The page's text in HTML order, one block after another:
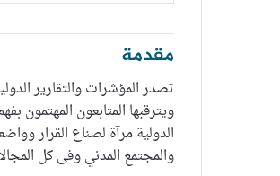
مقدمة
تصدر المؤشرات والتقارير
ويترقبها المتابعون المهتمون
الدولية مرآة لصناع القرار
والمجتمع المدني وفى كل